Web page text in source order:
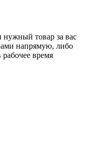
товар за вас
напрямую, либо
время